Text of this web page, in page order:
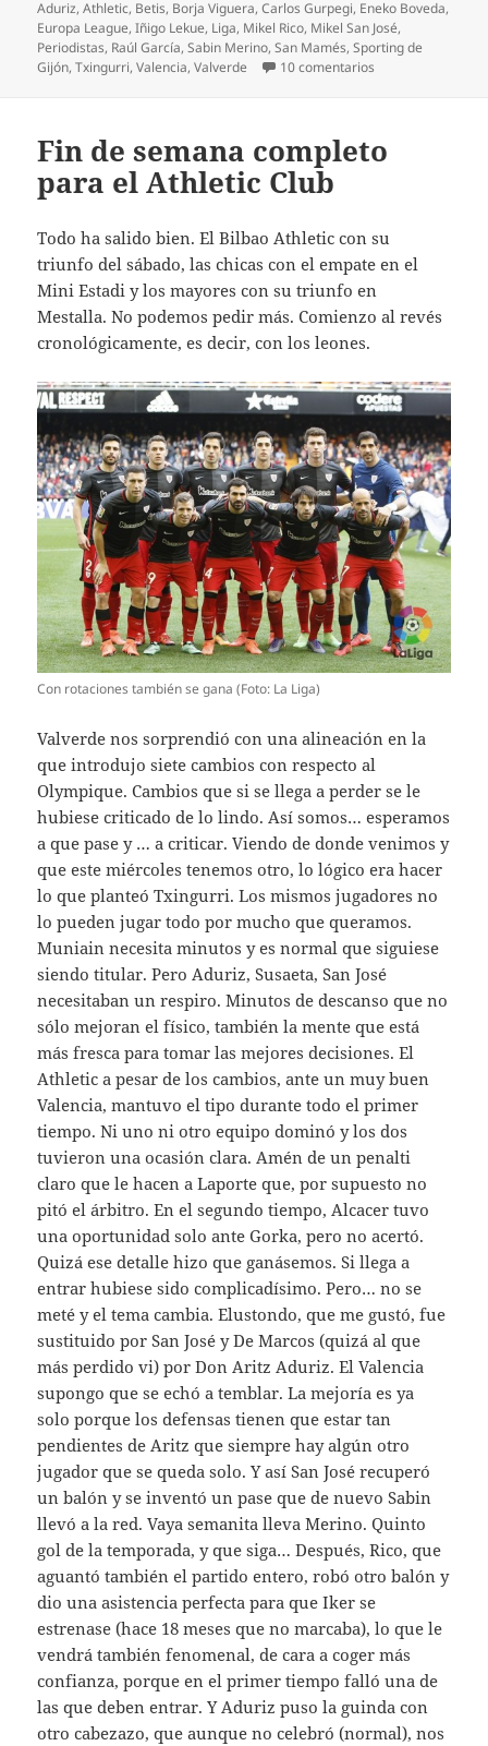
el
Aduriz,Athletic, Betis, Borja Viguera,Carlos Gurpegi, Eneko Boveda,
Europa League,Iñigo Lekue, Liga, Mikel Rico, Mikel San José,
Periodistas, Raúl García,Sabin Merino,San Mamés,Sporting de
Gijón,Txingurri,Valencia,Valverde 10 comentarios
Fin de semana completo
para el Athletic Club
Todo ha salido bien. El Bilbao Athletic con su
triunfo del sábado, las chicas con el empate en el
Mini Estadi y los mayores con su triunfo en
Mestalla. No podemos pedir más. Comienzo al revés
cronológicamente, es decir, con los leones.
Con rotaciones también se gana (Foto: La Liga)
Valverde nos sorprendió con una alineación en la
que introdujo siete cambios con respecto al
Olympique. Cambios que si se llega a perder se le
hubiese criticado de lo lindo. Así somos… esperamos
a que pase y … a criticar. Viendo de donde venimos y
que este miércoles tenemos otro, lo lógico era hacer
lo que planteó Txingurri. Los mismos jugadores no
lo pueden jugar todo por mucho que queramos.
Muniain necesita minutos y es normal que siguiese
siendo titular. Pero Aduriz, Susaeta, San José
necesitaban un respiro. Minutos de descanso que no
sólo mejoran el físico, también la mente que está
más fresca para tomar las mejores decisiones. El
Athletic a pesar de los cambios, ante un muy buen
Valencia, mantuvo el tipo durante todo el primer
tiempo. Ni uno ni otro equipo dominó y los dos
tuvieron una ocasión clara. Amén de un penalti
claro que le hacen a Laporte que, por supuesto no
pitó el árbitro. En el segundo tiempo, Alcacer tuvo
una oportunidad solo ante Gorka, pero no acertó.
Quizá ese detalle hizo que ganásemos. Si llega a
entrar hubiese sido complicadísimo. Pero… no se
meté y el tema cambia. Elustondo, que me gustó, fue
sustituido por San José y De Marcos (quizá al que
más perdido vi) por Don Aritz Aduriz. El Valencia
supongo que se echó a temblar. La mejoría es ya
solo porque los defensas tienen que estar tan
pendientes de Aritz que siempre hay algún otro
jugador que se queda solo. Y así San José recuperó
un balón y se inventó un pase que de nuevo Sabin
llevó a la red. Vaya semanita lleva Merino. Quinto
gol de la temporada, y que siga… Después, Rico, que
aguantó también el partido entero, robó otro balón y
dio una asistencia perfecta para que Iker se
estrenase (hace 18 meses que no marcaba), lo que le
vendrá también fenomenal, de cara a coger más
confianza, porque en el primer tiempo falló una de
las que deben entrar. Y Aduriz puso la guinda con
otro cabezazo, que aunque no celebró (normal), nos